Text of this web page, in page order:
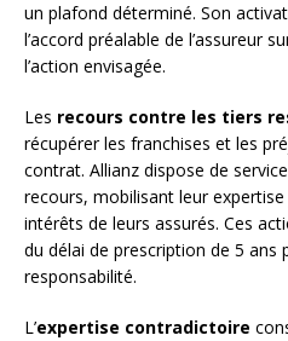
un plafond déterminé. Son
l’accord préalable de l’assureur
l’action envisagée.
Les recours contre les tiers
récupérer les franchises et les
contrat. Allianz dispose de
recours, mobilisant leur
intérêts de leurs assurés. Ces
du délai de prescription de 5 ans
responsabilité.
L’expertise contradictoire